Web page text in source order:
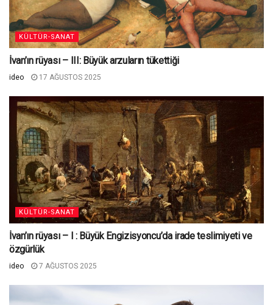
KÜLTÜR-SANAT
İvan’ın rüyası – III: Büyük arzuların tükettiği
ideo 17 AĞUSTOS 2025
KÜLTÜR-SANAT
İvan’ın rüyası – I : Büyük Engizisyoncu’da irade teslimiyeti ve
özgürlük
ideo 7 AĞUSTOS 2025